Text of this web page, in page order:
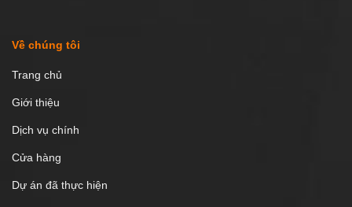
Về chúng tôi
Trang chủ
Giới thiệu
Dịch vụ chính
Cửa hàng
Dự án đã thực hiện